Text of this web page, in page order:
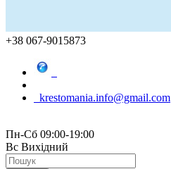
+38 067-9015873
krestomania.info@gmail.com
Пн-Сб 09:00-19:00
Вс Вихідний